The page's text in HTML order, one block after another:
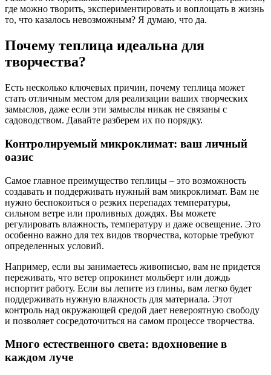
где можно творить, экспериментировать и воплощать в жизнь
то, что казалось невозможным? Я думаю, что да.
Почему теплица идеальна для
творчества?
Есть несколько ключевых причин, почему теплица может
стать отличным местом для реализации ваших творческих
замыслов, даже если эти замыслы никак не связаны с
садоводством. Давайте разберем их по порядку.
Контролируемый микроклимат: ваш личный
оазис
Самое главное преимущество теплицы – это возможность
создавать и поддерживать нужный вам микроклимат. Вам не
нужно беспокоиться о резких перепадах температуры,
сильном ветре или проливных дождях. Вы можете
регулировать влажность, температуру и даже освещение. Это
особенно важно для тех видов творчества, которые требуют
определенных условий.
Например, если вы занимаетесь живописью, вам не придется
переживать, что ветер опрокинет мольберт или дождь
испортит работу. Если вы лепите из глины, вам легко будет
поддерживать нужную влажность для материала. Этот
контроль над окружающей средой дает невероятную свободу
и позволяет сосредоточиться на самом процессе творчества.
Много естественного света: вдохновение в
каждом луче